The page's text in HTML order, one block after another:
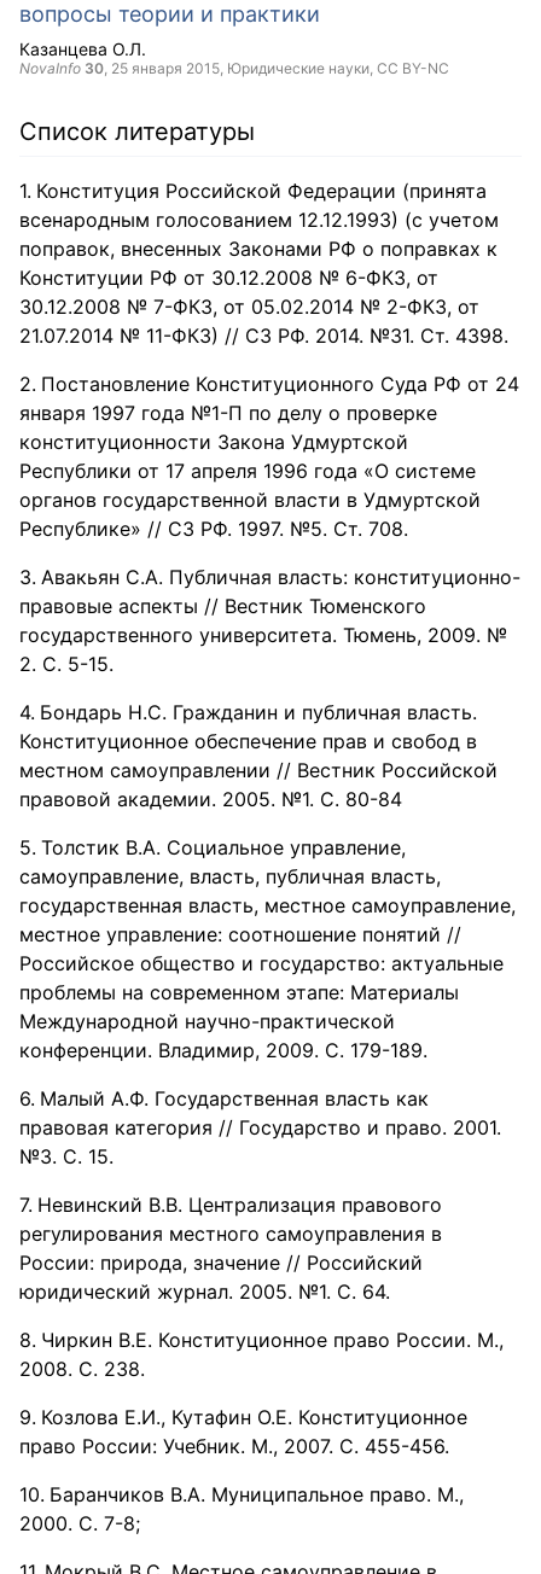
вопросы теории и практики
Казанцева О.Л.
NovaInfo 30, 25 января 2015, Юридические науки, CC BY-NC
Список литературы
Конституция Российской Федерации (принята
всенародным голосованием 12.12.1993) (с учетом
поправок, внесенных Законами РФ о поправках к
Конституции РФ от 30.12.2008 № 6-ФКЗ, от
30.12.2008 № 7-ФКЗ, от 05.02.2014 № 2-ФКЗ, от
21.07.2014 № 11-ФКЗ) // СЗ РФ. 2014. №31. Ст. 4398.
Постановление Конституционного Суда РФ от 24
января 1997 года №1-П по делу о проверке
конституционности Закона Удмуртской
Республики от 17 апреля 1996 года «О системе
органов государственной власти в Удмуртской
Республике» // СЗ РФ. 1997. №5. Ст. 708.
Авакьян С.А. Публичная власть: конституционно-
правовые аспекты // Вестник Тюменского
государственного университета. Тюмень, 2009. №
2. С. 5-15.
Бондарь Н.С. Гражданин и публичная власть.
Конституционное обеспечение прав и свобод в
местном самоуправлении // Вестник Российской
правовой академии. 2005. №1. С. 80-84
Толстик В.А. Социальное управление,
самоуправление, власть, публичная власть,
государственная власть, местное самоуправление,
местное управление: соотношение понятий //
Российское общество и государство: актуальные
проблемы на современном этапе: Материалы
Международной научно-практической
конференции. Владимир, 2009. С. 179-189.
Малый А.Ф. Государственная власть как
правовая категория // Государство и право. 2001.
№3. С. 15.
Невинский В.В. Централизация правового
регулирования местного самоуправления в
России: природа, значение // Российский
юридический журнал. 2005. №1. С. 64.
Чиркин В.Е. Конституционное право России. М.,
2008. С. 238.
Козлова Е.И., Кутафин О.Е. Конституционное
право России: Учебник. М., 2007. С. 455-456.
Баранчиков В.А. Муниципальное право. М.,
2000. С. 7-8;